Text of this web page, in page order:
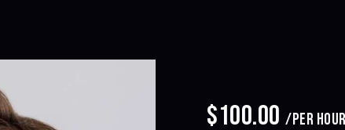
$100.00 /PER HOUR